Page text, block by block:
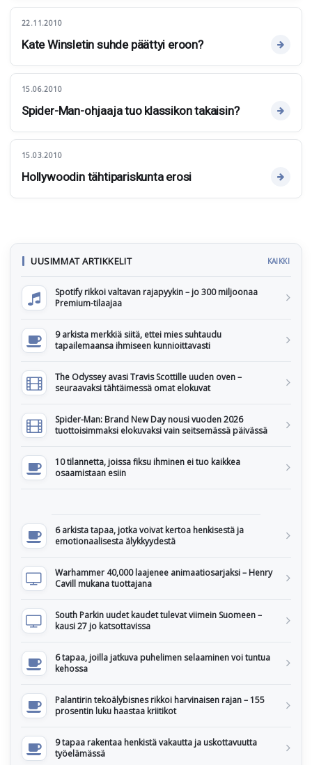
22.11.2010
Kate Winsletin suhde päättyi eroon?
15.06.2010
Spider-Man-ohjaaja tuo klassikon takaisin?
15.03.2010
Hollywoodin tähtipariskunta erosi
UUSIMMAT ARTIKKELIT KAIKKI
Spotify rikkoi valtavan rajapyykin – jo 300 miljoonaa
Premium-tilaajaa
9 arkista merkkiä siitä, ettei mies suhtaudu
tapailemaansa ihmiseen kunnioittavasti
The Odyssey avasi Travis Scottille uuden oven –
seuraavaksi tähtäimessä omat elokuvat
Spider-Man: Brand New Day nousi vuoden 2026
tuottoisimmaksi elokuvaksi vain seitsemässä päivässä
10 tilannetta, joissa fiksu ihminen ei tuo kaikkea
osaamistaan esiin
6 arkista tapaa, jotka voivat kertoa henkisestä ja
emotionaalisesta älykkyydestä
Warhammer 40,000 laajenee animaatiosarjaksi – Henry
Cavill mukana tuottajana
South Parkin uudet kaudet tulevat viimein Suomeen –
kausi 27 jo katsottavissa
6 tapaa, joilla jatkuva puhelimen selaaminen voi tuntua
kehossa
Palantirin tekoälybisnes rikkoi harvinaisen rajan – 155
prosentin luku haastaa kriitikot
9 tapaa rakentaa henkistä vakautta ja uskottavuutta
työelämässä